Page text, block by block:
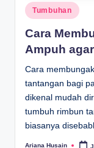
Posted
in
Tumbuhan
Cara
Ampuh
Cara
tantangan bagi
dikenal mudah
tumbuh rimbun
biasanya
Ariana Husain